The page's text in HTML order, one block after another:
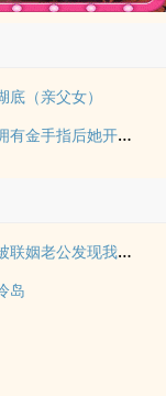
底（亲父女）
拥有金手指后她开始为所欲为（nph）
被联姻老公发现我写po文后
岛